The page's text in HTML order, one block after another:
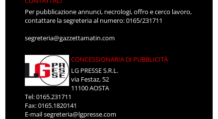
Per pubblicazione annunci, necrologi, offro e cerco lavoro,
contattare la segreteria al numero: 0165/231711
segreteria@gazzettamatin.com
CONCESSIONARIA DI PUBBLICITÀ
LG PRESSE S.R.L.
via Festaz, 52
11100 AOSTA
Tel: 0165.231711
Fax: 0165.1820141
E-mailsegreteria@lgpresse.com